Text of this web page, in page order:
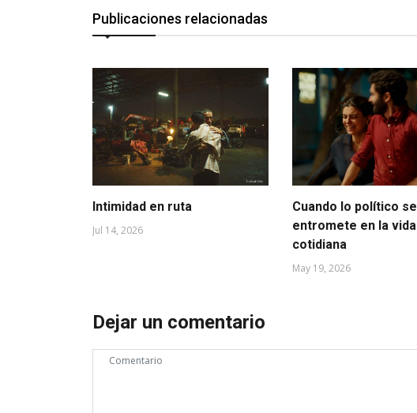
Publicaciones relacionadas
Intimidad en ruta
Jul 14, 2026
Cuando lo político se
entromete en la vida
cotidiana
May 19, 2026
Dejar un comentario